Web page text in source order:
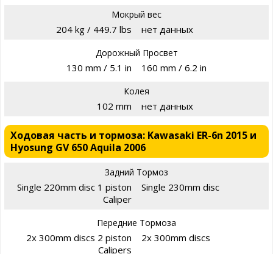
Мокрый вес
204 kg / 449.7 lbs нет данных
Дорожный Просвет
130 mm / 5.1 in 160 mm / 6.2 in
Колея
102 mm нет данных
Ходовая часть и тормоза: Kawasaki ER-6n 2015 и
Hyosung GV 650 Aquila 2006
Задний Тормоз
Single 220mm disc 1 piston
Caliper
Single 230mm disc
Передние Тормоза
2x 300mm discs 2 piston
Calipers
2x 300mm discs